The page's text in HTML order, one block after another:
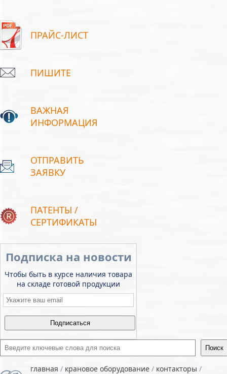
ПРАЙС-ЛИСТ
ПИШИТЕ
ВАЖНАЯ
ИНФОРМАЦИЯ
ОТПРАВИТЬ
ЗАЯВКУ
ПАТЕНТЫ /
СЕРТИФИКАТЫ
Подписка на новости
Чтобы быть в курсе наличия товара
на складе готовой продукции
Email*
Введите ключевые слова для поиска
главная / крановое оборудование / контакторы /